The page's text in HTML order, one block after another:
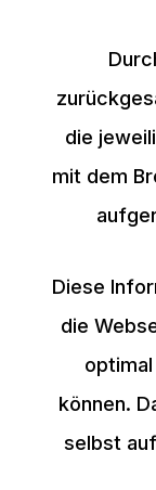
die
mit dem
Diese
die
können.
selbst